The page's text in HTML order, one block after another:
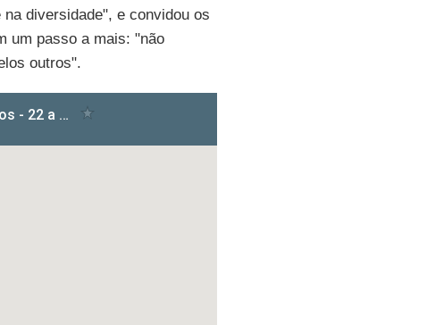
diversidade", e convidou os
um passo a mais: "não
outros".